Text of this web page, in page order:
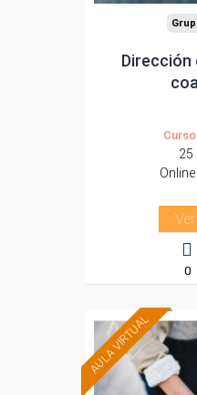
Dirección
25
0
AULA VIRTUAL